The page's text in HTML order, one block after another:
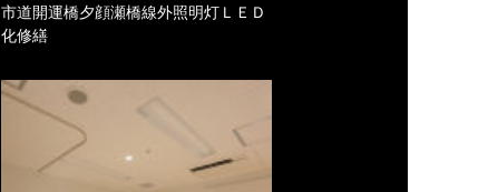
市道開運橋夕顔瀬橋線外照明灯ＬＥＤ
化修繕